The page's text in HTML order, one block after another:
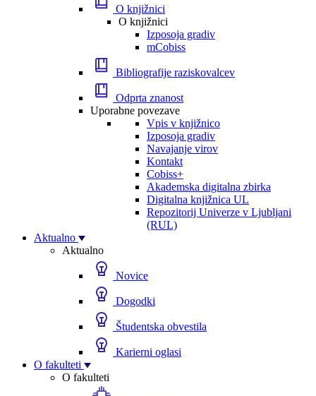
O knjižnici
O knjižnici
Izposoja gradiv
mCobiss
Bibliografije raziskovalcev
Odprta znanost
Uporabne povezave
Vpis v knjižnico
Izposoja gradiv
Navajanje virov
Kontakt
Cobiss+
Akademska digitalna zbirka
Digitalna knjižnica UL
Repozitorij Univerze v Ljubljani
(RUL)
Aktualno
Aktualno
Novice
Dogodki
Študentska obvestila
Karierni oglasi
O fakulteti
O fakulteti